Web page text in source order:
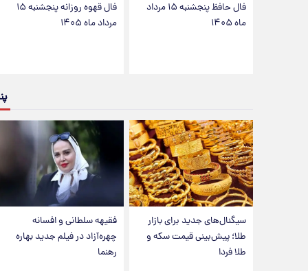
فال حافظ پنجشنبه ۱۵ مرداد
ماه ۱۴۰۵
فال قهوه روزانه پنجشنبه ۱۵
مرداد ماه ۱۴۰۵
سیگنال‌های جدید برای بازار
طلا؛ پیش‌بینی قیمت سکه و
طلا فردا
فقیهه سلطانی و افسانه
چهره‌آزاد در فیلم جدید بهاره
رهنما